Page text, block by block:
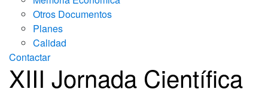
Otros Documentos
Planes
Calidad
Contactar
XIII Jornada Científica